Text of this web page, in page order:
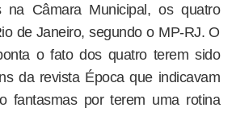
na Câmara Municipal, os quatro
de Janeiro, segundo o MP-RJ. O
o fato dos quatro terem sido
da revista Época que indicavam
fantasmas por terem uma rotina